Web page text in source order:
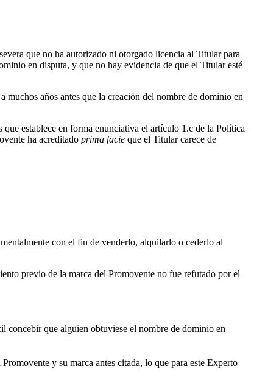
que no ha autorizado ni otorgado licencia al Titular para
en disputa, y que no hay evidencia de que el Titular esté
años antes que la creación del nombre de dominio en
establece en forma enunciativa el artículo 1.c de la Política
ha acreditado prima facie que el Titular carece de
con el fin de venderlo, alquilarlo o cederlo al
previo de la marca del Promovente no fue refutado por el
concebir que alguien obtuviese el nombre de dominio en
y su marca antes citada, lo que para este Experto